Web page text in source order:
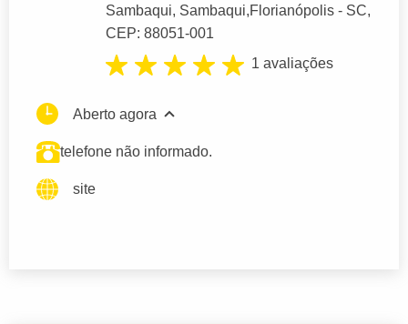
Sambaqui, Sambaqui,Florianópolis - SC,
CEP: 88051-001
1 avaliações
Aberto agora
telefone não informado.
site